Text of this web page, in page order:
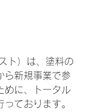
ト）は、塗料の
ら新規事業で参
めに、トータル
ております。